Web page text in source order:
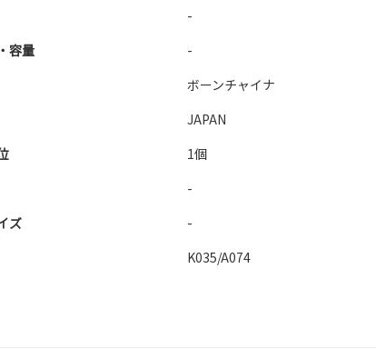
-
容量
-
ボーンチャイナ
JAPAN
1個
-
ズ
-
K035/A074